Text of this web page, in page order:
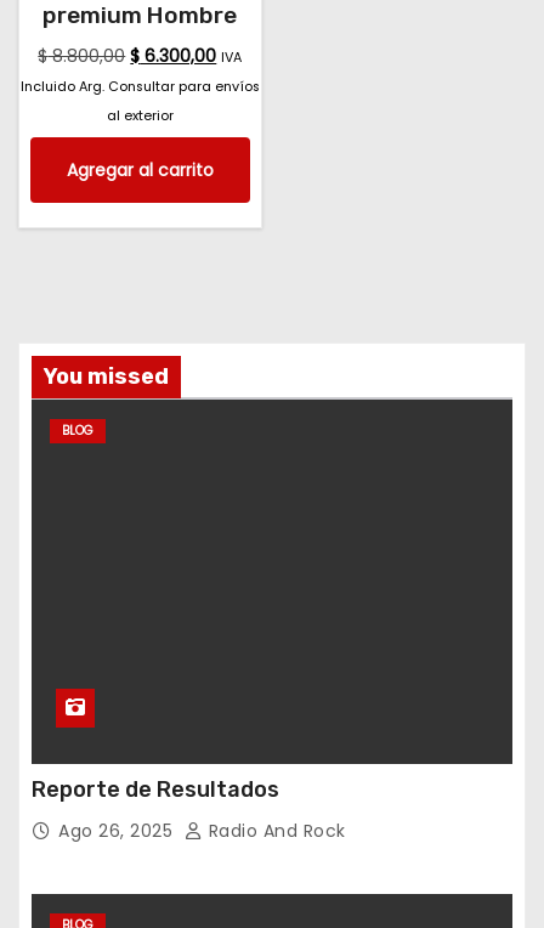
premium Hombre
$8.800,00 $ 6.300,00 IVA
Incluido Arg. Consultar para envíos
al exterior
Agregar al carrito
You missed
BLOG
Reporte de Resultados
Ago 26, 2025 Radio And Rock